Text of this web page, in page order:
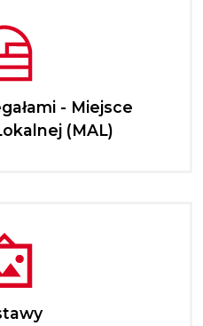
- Miejsce
(MAL)